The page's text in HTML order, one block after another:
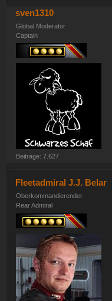
sven1310
Global Moderator
Captain
Beiträge: 7.627
Fleetadmiral J.J. Belar
Oberkommandierender
Rear Admiral